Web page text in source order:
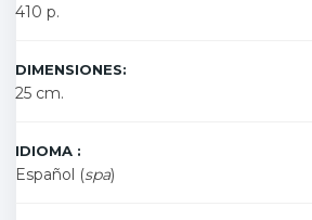
410 p.
DIMENSIONES:
25 cm.
IDIOMA :
Español (spa)